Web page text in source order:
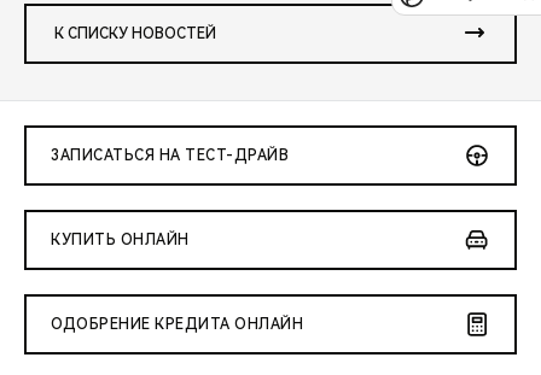
К СПИСКУ НОВОСТЕЙ
ЗАПИСАТЬСЯ НА ТЕСТ-ДРАЙВ
КУПИТЬ ОНЛАЙН
ОДОБРЕНИЕ КРЕДИТА ОНЛАЙН